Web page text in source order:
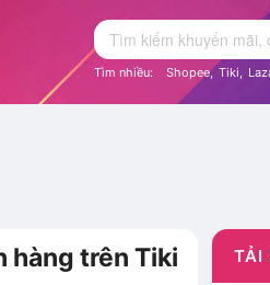
Tìm nhiều: Shopee, Tiki,
hàng trên Tiki
TẢI